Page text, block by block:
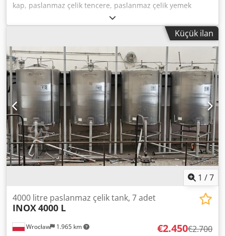
kap, paslanmaz çelik tencere, paslanmaz çelik yemek
pişirme tenceresi -Paslanmaz çelik: Paslanmaz çelik
tencere -İç ölçüler: 375 mm -Derinlik: 310 mm -Miktar: 1
adet mevcut -Fiyat: adet başına -Ölçüler: 400/Y310 mm -
Ağırlık: 2,4 kg Crjdpfxob Uhmrj Anuef
Küçük ilan
1 /7
Wrocław 1.965 km
4000 litre paslanmaz çelik tank, 7 adet
INOX4000 L
€2.450€2.700